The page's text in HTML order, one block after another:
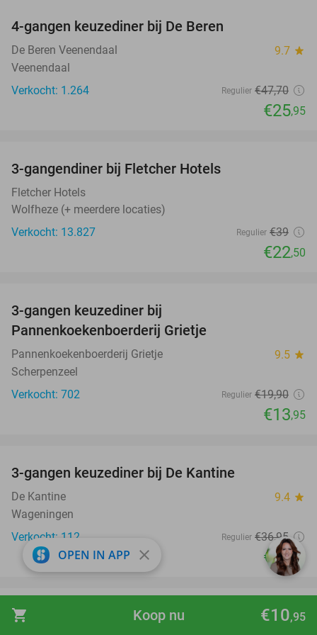
shopping_cart €10,95
Koop nu
4-gangen keuzediner bij De Beren
De Beren Veenendaal 9.7 star
Veenendaal
Verkocht: 1.264
Regulier €47,70
€25,95
3-gangendiner bij Fletcher Hotels
Fletcher Hotels
Wolfheze (+ meerdere locaties)
Verkocht: 13.827
Regulier €39
€22,50
3-gangen keuzediner bij
Pannenkoekenboerderij Grietje
Pannenkoekenboerderij Grietje 9.5 star
Scherpenzeel
Verkocht: 702
Regulier €19,90
€13,95
3-gangen keuzediner bij De Kantine
De Kantine 9.4 star
Wageningen
Verkocht: 112
Regulier €36,95
€22,50
43%
favorite_border
2 overnachtingen voor 2 + ontbijt in Gulpen
OPEN IN APP close